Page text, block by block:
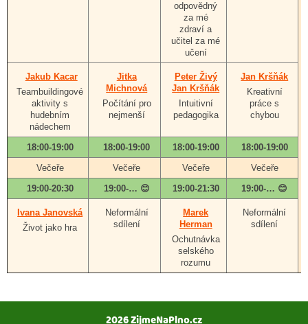
odpovědný
za mé
zdraví a
učitel za mé
učení
Jakub Kacar
Teambuildingové
aktivity s
hudebním
nádechem
Jitka
Michnová
Počítání pro
nejmenší
Peter Živý
Jan Kršňák
Intuitivní
pedagogika
Jan Kršňák
Kreativní
práce s
chybou
18:00-19:00 18:00-19:00 18:00-19:00
18:00-19:00
Večeře
Večeře Večeře
Večeře
19:00-20:30
19:00-… 😊 19:00-21:30 19:00-… 😊
Ivana Janovská
Život jako hra
Neformální
sdílení
Marek
Herman
Ochutnávka
selského
rozumu
Neformální
sdílení
2026 ZijmeNaPlno.cz